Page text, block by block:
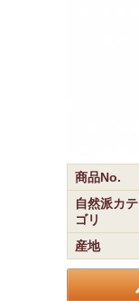
商品No.
自然派カテ
ゴリ
産地